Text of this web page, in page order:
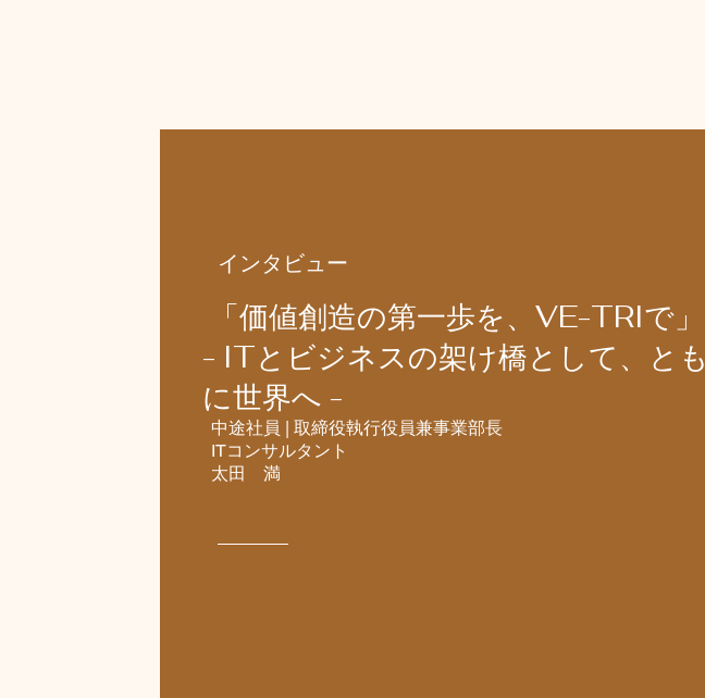
インタビュー
「価値創造の第一歩を、VE-TRIで」
- ITとビジネスの架け橋として、とも
に世界へ -
中途社員 | 取締役執行役員兼事業部長
ITコンサルタント​
太田 満